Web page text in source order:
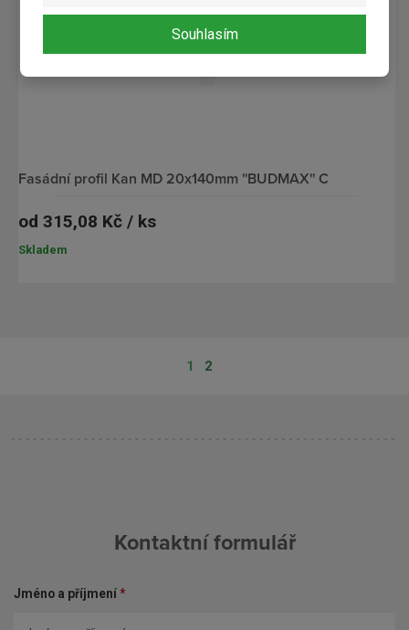
Souhlasím
fasádní profil Kan MD 20x140mm ''BUDMAX'' C
od 315,08 Kč / ks
Skladem
1 2
Kontaktní formulář
Jméno a příjmení*